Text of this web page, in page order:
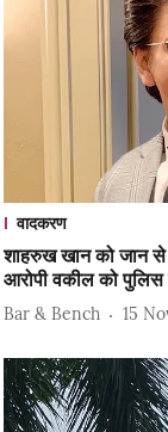
वादकरण
शाहरुख खान को जान से
आरोपी वकील को पुलिस
Bar & Bench 15